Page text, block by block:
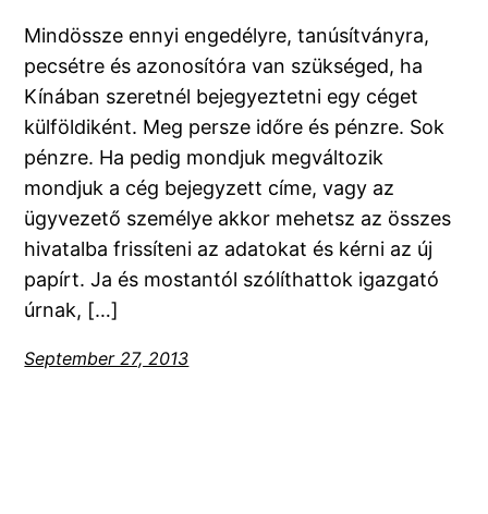
Mindössze ennyi engedélyre, tanúsítványra,
pecsétre és azonosítóra van szükséged, ha
Kínában szeretnél bejegyeztetni egy céget
külföldiként. Meg persze időre és pénzre. Sok
pénzre. Ha pedig mondjuk megváltozik
mondjuk a cég bejegyzett címe, vagy az
ügyvezető személye akkor mehetsz az összes
hivatalba frissíteni az adatokat és kérni az új
papírt. Ja és mostantól szólíthattok igazgató
úrnak, […]
September 27, 2013